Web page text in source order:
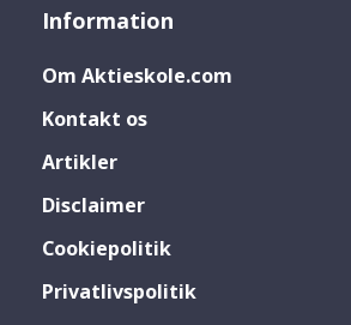
Information
Om Aktieskole.com
Kontakt os
Artikler
Disclaimer
Cookiepolitik
Privatlivspolitik